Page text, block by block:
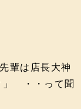
輩は店長大神
」 ・・って聞